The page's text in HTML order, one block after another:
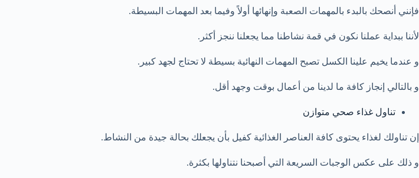
فإنني أنصحك بالبدء بالمهمات الصعبة وإنهائها أولاً وفيما بعد المهمات البسيطة.
لأننا ببداية عملنا نكون في قمة نشاطنا مما يجعلنا ننجز أكثر.
و عندما يخيم علينا الكسل تصبح المهمات النهائية بسيطة لا تحتاج لجهد كبير.
و بالتالي إنجاز كافة ما لدينا من أعمال بوقت وجهد أقل.
تناول غذاء صحي متوازن
إن تناولك لغذاء يحتوى كافة العناصر الغذائية كفيل بأن يجعلك بحالة جيدة من النشاط.
و ذلك على عكس الوجبات السريعة التي أصبحنا نتناولها بكثرة.